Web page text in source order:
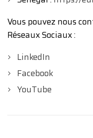
Vous pouvez nous
Réseaux Sociaux :
LinkedIn
Facebook
YouTube